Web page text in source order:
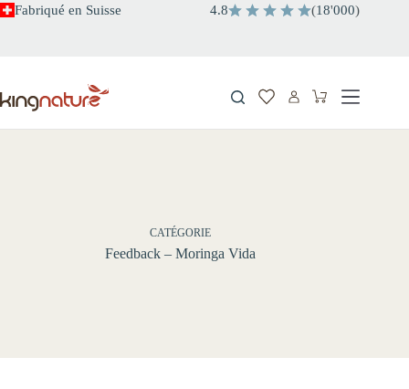
Passer
Fabriqué en Suisse 4.8 (18'000)
Panier
CATÉGORIE
Feedback – Moringa Vida